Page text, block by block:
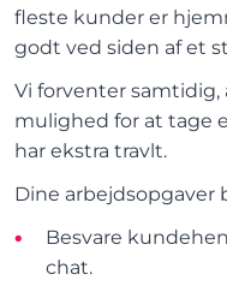
fleste kunder er
godt ved siden af et
Vi forventer samtidig,
mulighed for at tage
har ekstra travlt.
Dine arbejdsopgaver
Besvare
chat.